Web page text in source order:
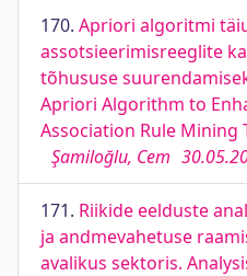
170. Apriori algoritmi
assotsieerimisreeglite
tõhususe
Apriori Algorithm to
Association Rule Mining
Şamiloğlu, Cem
171. Riikide eelduste
ja andmevahetuse
avalikus sektoris.